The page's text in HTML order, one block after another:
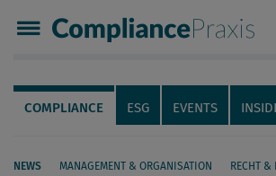
Compliance Praxis
Servicenavigation
Navigation
COMPLIANCE ESG EVENTS
NEWS MANAGEMENT & ORGANISATION RECHT &